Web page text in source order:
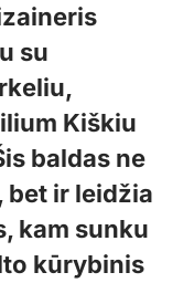
su
Kiškiu
baldas ne
bet ir leidžia
kam sunku
kūrybinis